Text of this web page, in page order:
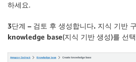
하세요.
3단계 – 검토 후 생성합니다. 지식 기반
knowledge base(지식 기반 생성)를 선